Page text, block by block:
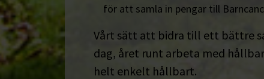
för att samla in pengar till
Vårt sätt att bidra till ett bättre
dag, året runt arbeta med
helt enkelt hållbart.